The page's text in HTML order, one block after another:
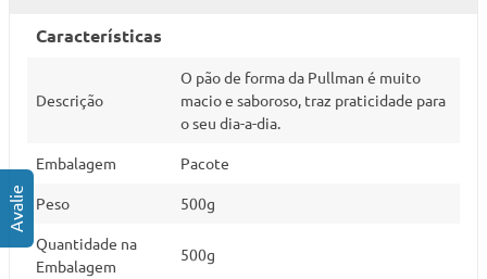
Características
Descrição
O pão de forma da Pullman é muito
macio e saboroso, traz praticidade para
o seu dia-a-dia.
Embalagem Pacote
Peso 500g
Quantidade na
Embalagem
500g